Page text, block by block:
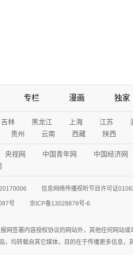
专栏 漫画 独家
吉林 黑龙江 上海 江苏
贵州 云南 西藏 陕西
央视网 中国青年网 中国经济网
信息网络传播视听节目许可证
号 京ICP备13028878号-6
网签署内容授权协议的网站外，其他任何网站
均转载自其它媒体，目的在于传播更多信息